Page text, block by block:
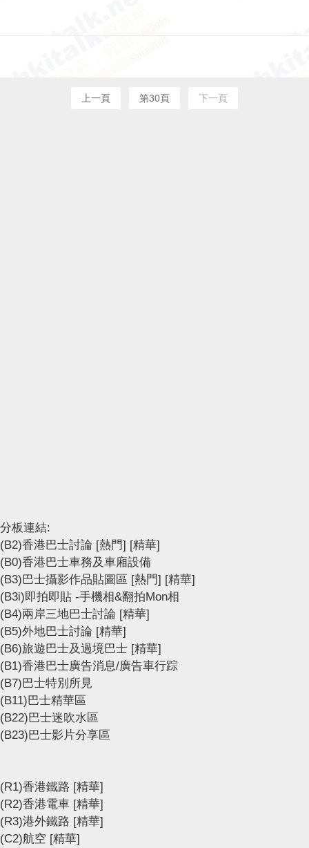
上一頁 第30頁 下一頁
分板連結:
(B2)香港巴士討論 [熱門] [精華]
(B0)香港巴士車務及車廂設備
(B3)巴士攝影作品貼圖區 [熱門] [精華]
(B3i)即拍即貼 -手機相&翻拍Mon相
(B4)兩岸三地巴士討論 [精華]
(B5)外地巴士討論 [精華]
(B6)旅遊巴士及過境巴士 [精華]
(B1)香港巴士廣告消息/廣告車行踪
(B7)巴士特別所見
(B11)巴士精華區
(B22)巴士迷吹水區
(B23)巴士影片分享區
(R1)香港鐵路 [精華]
(R2)香港電車 [精華]
(R3)港外鐵路 [精華]
(C2)航空 [精華]